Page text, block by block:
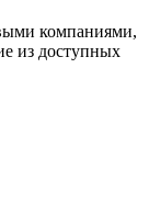
компаниями,
из доступных